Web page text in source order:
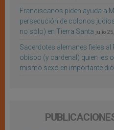
Franciscanos piden ayuda a
persecución de colonos
no sólo) en Tierra Santa julio
Sacerdotes alemanes fieles
obispo (y cardenal) quien les
mismo sexo en importante